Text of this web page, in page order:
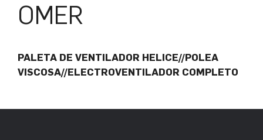
OMER
PALETA DE VENTILADOR HELICE//POLEA
VISCOSA//ELECTROVENTILADOR COMPLETO